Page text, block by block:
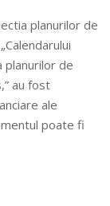
planurilor de
planurilor de
au fost
ale
poate fi